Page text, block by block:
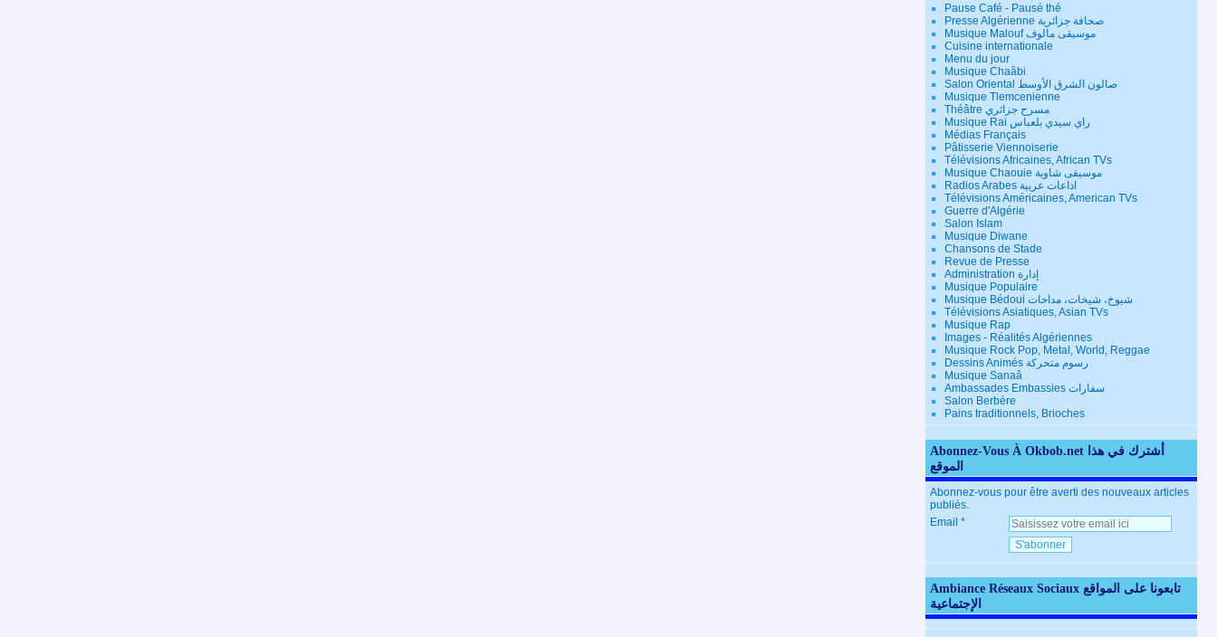
Pause Café - Pausé thé
Presse Algérienne صحافة جزائرية
Musique Malouf موسيقى مالوف
Cuisine internationale
Menu du jour
Musique Chaâbi
Salon Oriental صالون الشرق الأوسط
Musique Tlemcenienne
Théâtre مسرح جزائري
Musique Rai راي سيدي بلعباس
Médias Français
Pâtisserie Viennoiserie
Télévisions Africaines, African TVs
Musique Chaouie موسيقى شاوية
Radios Arabes اذاعات عربية
Télévisions Américaines, American TVs
Guerre d'Algérie
Salon Islam
Musique Diwane
Chansons de Stade
Revue de Presse
Administration إدارة
Musique Populaire
Musique Bédoui شيوخ، شيخات، مداحات
Télévisions Asiatiques, Asian TVs
Musique Rap
Images - Réalités Algériennes
Musique Rock Pop, Metal, World, Reggae
Dessins Animés رسوم متحركة
Musique Sanaâ
Ambassades Embassies سفارات
Salon Berbère
Pains traditionnels, Brioches
Abonnez-Vous À Okbob.net أشترك في هذا
الموقع
Abonnez-vous pour être averti des nouveaux articles
publiés.
Email
Ambiance Réseaux Sociaux تابعونا على المواقع
الإجتماعية